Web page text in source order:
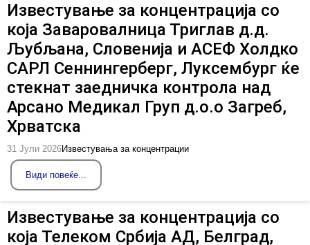
Известување за концентрација со
која Заваровалница Триглав д.д.
Љубљана, Словенија и АСЕФ Холдко
САРЛ Сеннингерберг, Луксембург ќе
стекнат заедничка контрола над
Арсано Медикал Груп д.о.о Загреб,
Хрватска
31 Јули 2026Известувања за концентрации
Види повеќе...
Известување за концентрација со
која Телеком Србија АД, Белград,